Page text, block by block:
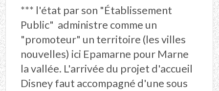
*** l'état par son "Établissement
Public" administre comme un
"promoteur" un territoire (les villes
nouvelles) ici Epamarne pour Marne
la vallée. L'arrivée du projet d'accueil
Disney faut accompagné d'une sous